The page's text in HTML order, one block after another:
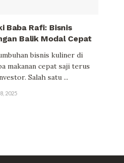
Baba Rafi: Bisnis
Balik Modal Cepat
bisnis kuliner di
makanan cepat saji terus
Salah satu ...
2025